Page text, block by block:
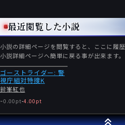
最近閲覧した小説
小説の詳細ページを閲覧すると、ここに履
小説詳細ページへ簡単に戻る事が出来ます。
ゴーストライダー: 警
視庁組対特捜K
鈴峯紅也
-0.00pt-4.00pt